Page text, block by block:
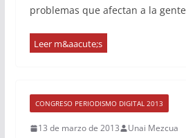
problemas que afectan a la gente
CONGRESO PERIODISMO DIGITAL 2013
13 de marzo de 2013 Unai Mezcua